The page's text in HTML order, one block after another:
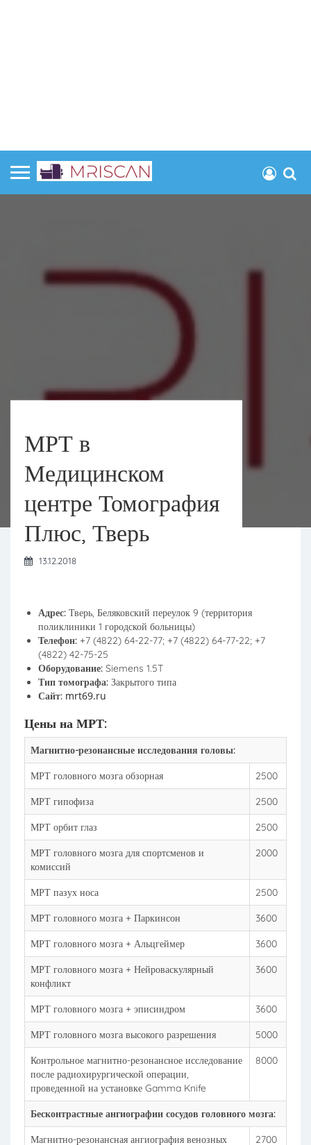
МРТ в
Медицинском
центре Томография
Плюс, Тверь
13.12.2018
Адрес: Тверь, Беляковский переулок 9 (территория
поликлиники 1 городской больницы)
Телефон: +7 (4822) 64-22-77; +7 (4822) 64-77-22; +7
(4822) 42-75-25
Оборудование: Siemens 1.5T
Тип томографа: Закрытого типа
Сайт: mrt69.ru
Цены на МРТ:
Магнитно-резонансные исследования головы:
МРТ головного мозга обзорная 2500
МРТ гипофиза 2500
МРТ орбит глаз 2500
МРТ головного мозга для спортсменов и
комиссий
2000
МРТ пазух носа 2500
МРТ головного мозга + Паркинсон 3600
МРТ головного мозга + Альцгеймер 3600
МРТ головного мозга + Нейроваскулярный
конфликт
3600
МРТ головного мозга + эписиндром 3600
МРТ головного мозга высокого разрешения 5000
Контрольное магнитно-резонансное исследование
после радиохирургической операции,
проведенной на установке Gamma Knife
8000
Бесконтрастные ангиографии сосудов головного мозга:
Магнитно-резонансная ангиография венозных
2700